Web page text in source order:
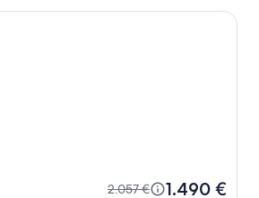
2.057 € 1.490 €
San Francisco